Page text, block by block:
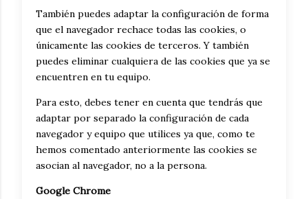
También puedes adaptar la configuración de forma
que el navegador rechace todas las cookies, o
únicamente las cookies de terceros. Y también
puedes eliminar cualquiera de las cookies que ya se
encuentren en tu equipo.
Para esto, debes tener en cuenta que tendrás que
adaptar por separado la configuración de cada
navegador y equipo que utilices ya que, como te
hemos comentado anteriormente las cookies se
asocian al navegador, no a la persona.
Google Chrome